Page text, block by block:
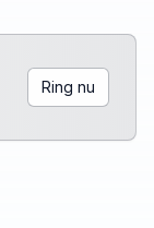
Ring nu